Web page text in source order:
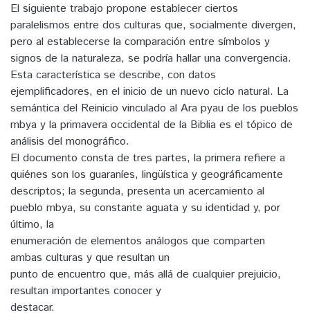
El siguiente trabajo propone establecer ciertos
paralelismos entre dos culturas que, socialmente divergen,
pero al establecerse la comparación entre símbolos y
signos de la naturaleza, se podría hallar una convergencia.
Esta característica se describe, con datos
ejemplificadores, en el inicio de un nuevo ciclo natural. La
semántica del Reinicio vinculado al Ara pyau de los pueblos
mbya y la primavera occidental de la Biblia es el tópico de
análisis del monográfico.
El documento consta de tres partes, la primera refiere a
quiénes son los guaraníes, lingüística y geográficamente
descriptos; la segunda, presenta un acercamiento al
pueblo mbya, su constante aguata y su identidad y, por
último, la
enumeración de elementos análogos que comparten
ambas culturas y que resultan un
punto de encuentro que, más allá de cualquier prejuicio,
resultan importantes conocer y
destacar.